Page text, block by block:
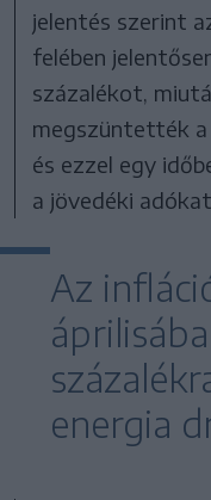
jelentés szerint
felében
százalékot,
megszüntették a
és ezzel egy
a jövedéki
Az
energia